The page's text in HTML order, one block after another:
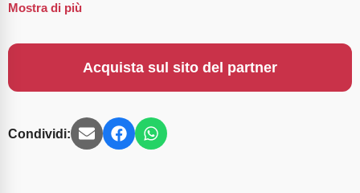
Mostra di più
Acquista sul sito del partner
Condividi: